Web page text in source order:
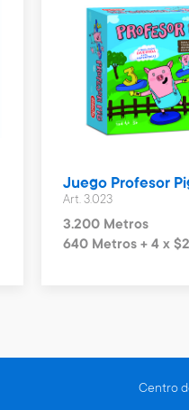
Juego Profesor
Art. 3.023
3.200 Metros
640 Metros + 4 x
Centro